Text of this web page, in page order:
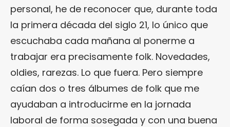
personal, he de reconocer que, durante toda
la primera década del siglo 21, lo único que
escuchaba cada mañana al ponerme a
trabajar era precisamente folk. Novedades,
oldies, rarezas. Lo que fuera. Pero siempre
caían dos o tres álbumes de folk que me
ayudaban a introducirme en la jornada
laboral de forma sosegada y con una buena